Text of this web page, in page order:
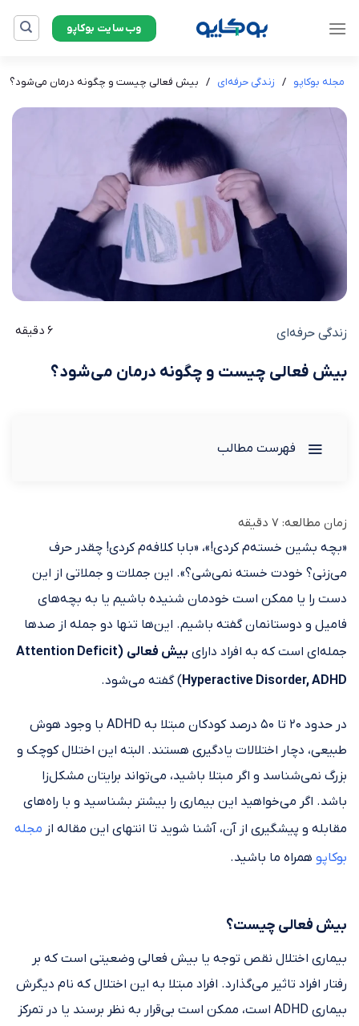
وب‌سایت بوکاپو
مجله بوکاپو / زندگی حرفه‌ای / بیش فعالی چیست و چگونه درمان می‌شود؟
زندگی حرفه‌ای 6 دقیقه
بیش فعالی چیست و چگونه درمان می‌شود؟
فهرست مطالب
زمان مطالعه: 7 دقیقه
«بچه بشین خسته‌م کردی!»، «بابا کلافه‌م کردی! چقدر حرف
می‌زنی؟ خودت خسته نمی‌شی؟». این جملات و جملاتی از این
دست را یا ممکن است خودمان شنیده باشیم یا به بچه‌های
فامیل و دوستانمان گفته باشیم. این‌ها تنها دو جمله از صدها
جمله‌ای است که به افراد دارای بیش فعالی
(Attention Deficit
Hyperactive Disorder, ADHD) گفته می‌شود.
در حدود ۲۰ تا ۵۰ درصد کودکان مبتلا به ADHD با وجود هوش
طبیعی، دچار اختلالات یادگیری هستند. البته این اختلال کوچک و
بزرگ نمی‌شناسد و اگر مبتلا باشید، می‌تواند برایتان مشکل‌زا
باشد. اگر می‌خواهید این بیماری را بیشتر بشناسید و با راه‌های
مقابله و پیشگیری از آن، آشنا شوید تا انتهای این مقاله از مجله
بوکاپو همراه ما باشید.
بیش فعالی چیست؟
بیماری اختلال نقص توجه یا بیش فعالی وضعیتی است که بر
رفتار افراد تاثیر می‌گذارد. افراد مبتلا به این اختلال که نام دیگرش
بیماری ADHD است، ممکن است بی‌قرار به نظر برسند یا در تمرکز